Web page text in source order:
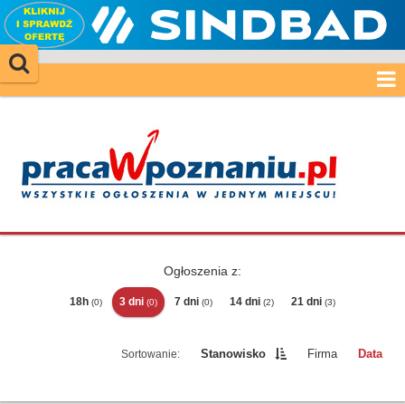
Ogłoszenia z:
18h (0) 3 dni (0) 7 dni (0) 14 dni (2) 21 dni (3)
Stanowisko Firma Data